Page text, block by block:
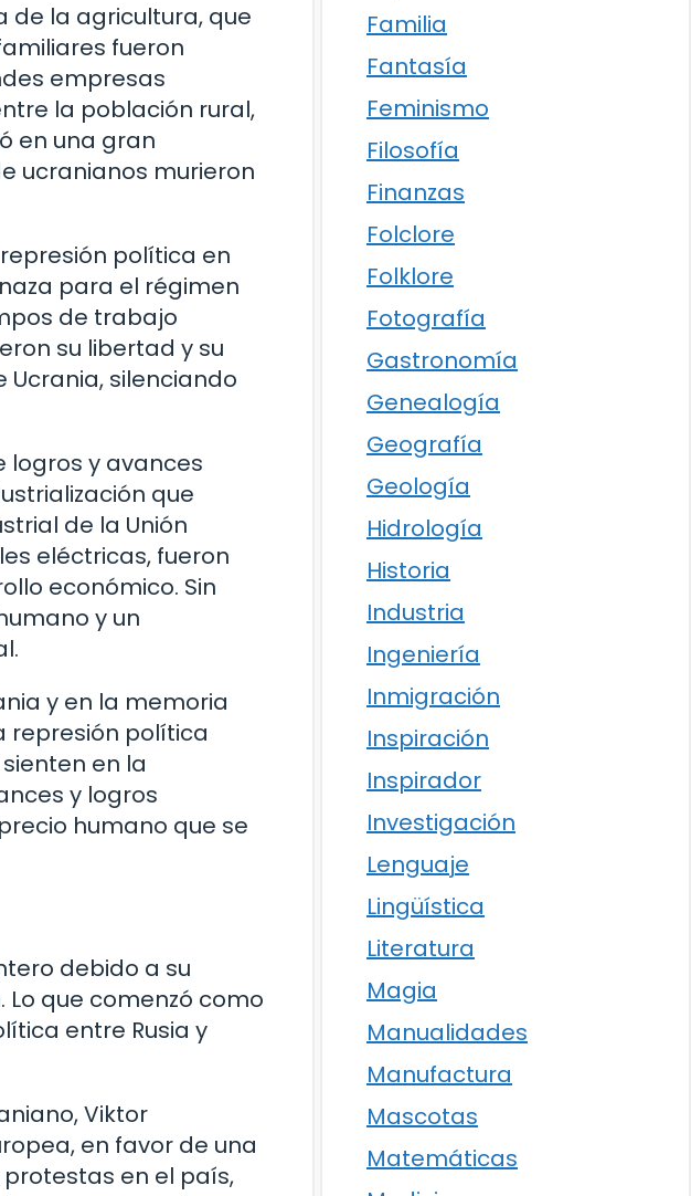
de la agricultura, que
fueron
empresas
la población rural,
en una gran
ucranianos murieron
política en
para el régimen
de trabajo
su libertad y su
Ucrania, silenciando
logros y avances
que
de la Unión
eléctricas, fueron
económico. Sin
y un
y en la memoria
represión política
en la
y logros
humano que se
debido a su
que comenzó como
entre Rusia y
Viktor
en favor de una
en el país,
Familia
Fantasía
Feminismo
Filosofía
Finanzas
Folclore
Folklore
Fotografía
Gastronomía
Genealogía
Geografía
Geología
Hidrología
Historia
Industria
Ingeniería
Inmigración
Inspiración
Inspirador
Investigación
Lenguaje
Lingüística
Literatura
Magia
Manualidades
Manufactura
Mascotas
Matemáticas